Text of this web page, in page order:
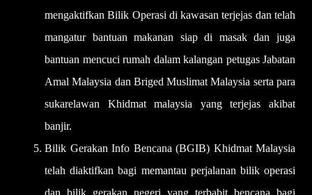
mengaktifkan Bilik Operasi di kawasan terjejas dan telah
mangatur bantuan makanan siap di masak dan juga
bantuan mencuci rumah dalam kalangan petugas Jabatan
Amal Malaysia dan Briged Muslimat Malaysia serta para
sukarelawan Khidmat malaysia yang terjejas akibat
banjir.
Bilik Gerakan Info Bencana (BGIB) Khidmat Malaysia
telah diaktifkan bagi memantau perjalanan bilik operasi
dan bilik gerakan negeri yang terbabit bencana bagi